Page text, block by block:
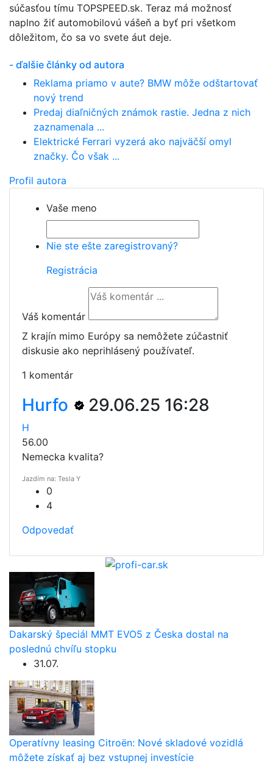
súčasťou tímu TOPSPEED.sk. Teraz má možnosť
naplno žiť automobilovú vášeň a byť pri všetkom
dôležitom, čo sa vo svete áut deje.
- ďalšie články od autora
Reklama priamo v aute? BMW môže odštartovať
nový trend
Predaj diaľničných známok rastie. Jedna z nich
zaznamenala ...
Elektrické Ferrari vyzerá ako najväčší omyl
značky. Čo však ...
Profil autora
Vaše meno
Nie ste ešte zaregistrovaný?
Registrácia
Váš komentár
Z krajín mimo Európy sa nemôžete zúčastniť
diskusie ako neprihlásený používateľ.
1 komentár
Hurfo 29.06.25 16:28
H
56.00
Nemecka kvalita?
Jazdím na: Tesla Y
0
4
Odpovedať
Dakarský špeciál MMT EVO5 z Česka dostal na
poslednú chvíľu stopku
31.07.
Operatívny leasing Citroën: Nové skladové vozidlá
môžete získať aj bez vstupnej investície